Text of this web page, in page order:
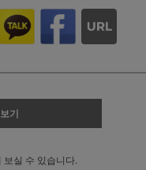
기
실 수 있습니다.